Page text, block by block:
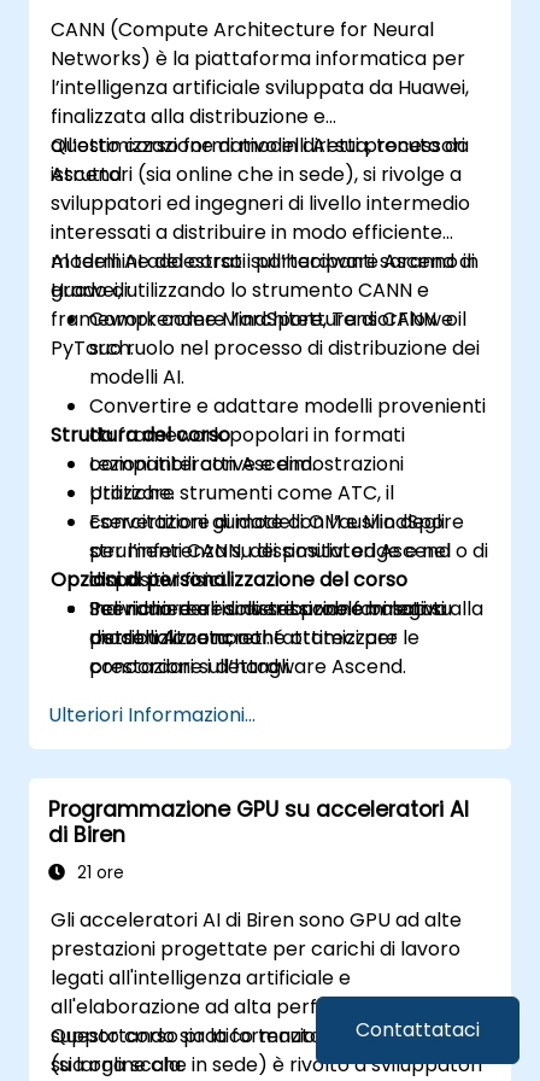
Contattataci
CANN (Compute Architecture for Neural
Networks) è la piattaforma informatica per
l’intelligenza artificiale sviluppata da Huawei,
finalizzata alla distribuzione e
all’ottimizzazione di modelli AI sui processori
Ascend.
Questo corso formativo in diretta, tenuto da
istruttori (sia online che in sede), si rivolge a
sviluppatori ed ingegneri di livello intermedio
interessati a distribuire in modo efficiente
modelli AI addestrati sull’hardware Ascend di
Huawei, utilizzando lo strumento CANN e
framework come MindSpore, TensorFlow o
PyTorch.
Al termine del corso i partecipanti saranno in
grado di:
Comprendere l’architettura di CANN e il
suo ruolo nel processo di distribuzione dei
modelli AI.
Convertire e adattare modelli provenienti
da framework popolari in formati
compatibili con Ascend.
Utilizzare strumenti come ATC, il
convertitore di modelli OM e MindSpore
per l’inferenza su dispositivi edge e nel
cloud.
Individuare e risolvere problemi legati alla
distribuzione nonché ottimizzare le
prestazioni sull’hardware Ascend.
Struttura del corso
Lezioni interattive e dimostrazioni
pratiche.
Esercitazioni guidate con l’ausilio degli
strumenti CANN, dei simulatori Ascend o di
dispositivi fisici.
Scenario reali di distribuzione basati su
modelli AI concreti.
Opzioni di personalizzazione del corso
Per richiedere una sessione formativa
personalizzata, contattateci per
concordare i dettagli.
Ulteriori Informazioni...
Programmazione GPU su acceleratori AI
di Biren
21 ore
Gli acceleratori AI di Biren sono GPU ad alte
prestazioni progettate per carichi di lavoro
legati all'intelligenza artificiale e
all'elaborazione ad alta performance,
supportando sia la formazione che l'inferenza
su larga scala.
Questo corso pratico tenuto da un istruttore
(sia online che in sede) è rivolto a sviluppatori